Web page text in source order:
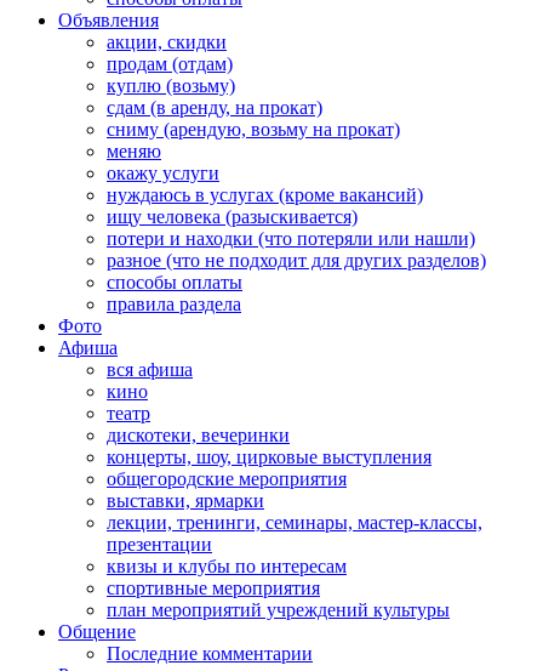
Объявления
акции, скидки
продам (отдам)
куплю (возьму)
сдам (в аренду, на прокат)
сниму (арендую, возьму на прокат)
меняю
окажу услуги
нуждаюсь в услугах (кроме вакансий)
ищу человека (разыскивается)
потери и находки (что потеряли или нашли)
разное (что не подходит для других разделов)
способы оплаты
правила раздела
Фото
Афиша
вся афиша
кино
театр
дискотеки, вечеринки
концерты, шоу, цирковые выступления
общегородские мероприятия
выставки, ярмарки
лекции, тренинги, семинары, мастер-классы,
презентации
квизы и клубы по интересам
спортивные мероприятия
план мероприятий учреждений культуры
Общение
Последние комментарии